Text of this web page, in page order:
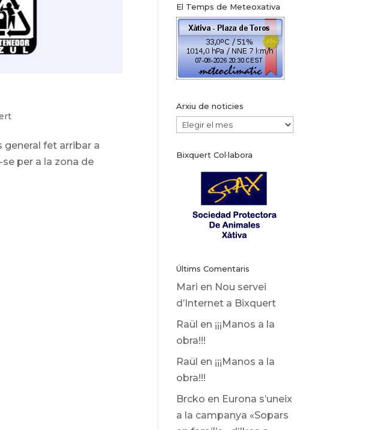
general fet arribar a
per a la zona de
El Temps de Meteoxativa
Arxiu de noticies
Arxiu
noticies
Bixquert Col·labora
Últims Comentaris
Mari en Nou servei
d’Internet a Bixquert
Raül en ¡¡¡Manos a la
obra!!!
Raül en ¡¡¡Manos a la
obra!!!
Brcko en Eurona s’uneix
a la campanya «Sopars